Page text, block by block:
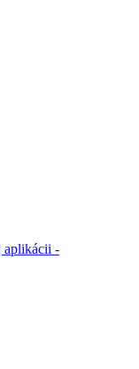
aplikácii -